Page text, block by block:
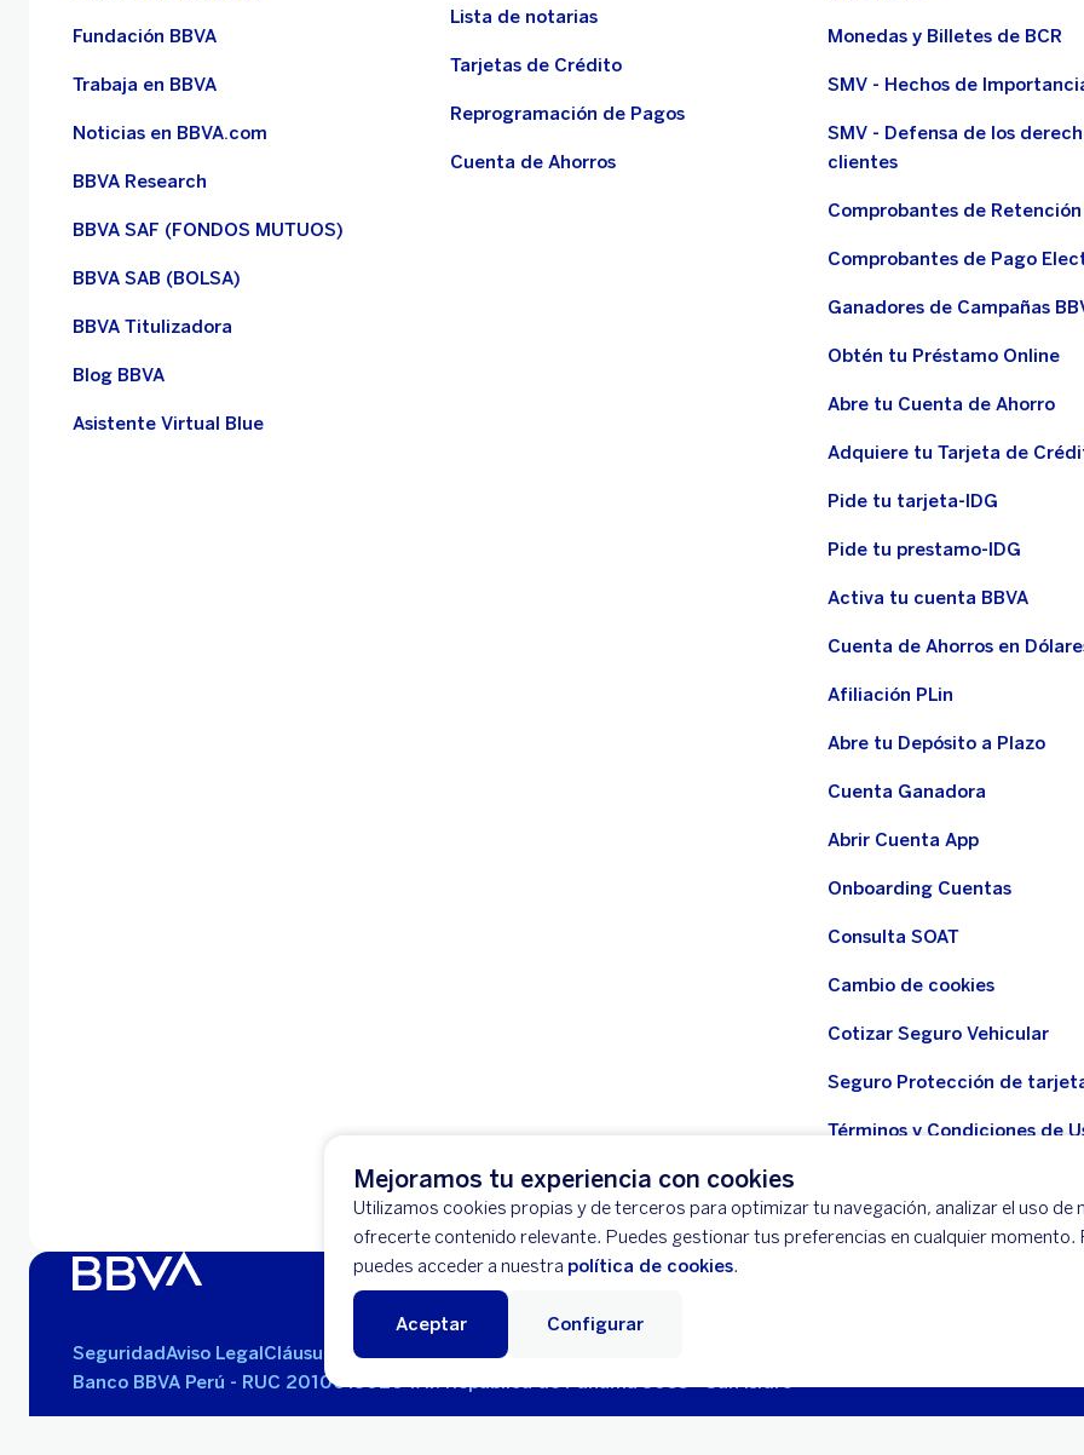
Mejoramos tu experiencia con cookies
Utilizamos cookies propias y de terceros para optimizar tu navegación, analizar el uso de
ofrecerte contenido relevante. Puedes gestionar tus preferencias en cualquier momento.
puedes acceder a nuestra política de cookies.
Aceptar Configurar
Fundación BBVA
Trabaja en BBVA
Noticias en BBVA.com
BBVA Research
BBVA SAF (FONDOS MUTUOS)
BBVA SAB (BOLSA)
BBVA Titulizadora
Blog BBVA
Asistente Virtual Blue
Lista de notarias
Tarjetas de Crédito
Reprogramación de Pagos
Cuenta de Ahorros
Monedas y Billetes de BCR
SMV - Hechos de
SMV - Defensa de los
clientes
Comprobantes de Retención
Comprobantes de Pago
Ganadores de Campañas
Obtén tu Préstamo Online
Abre tu Cuenta de Ahorro
Adquiere tu Tarjeta de
Pide tu tarjeta-IDG
Pide tu prestamo-IDG
Activa tu cuenta BBVA
Cuenta de Ahorros en
Afiliación PLin
Abre tu Depósito a Plazo
Cuenta Ganadora
Abrir Cuenta App
Onboarding Cuentas
Consulta SOAT
Cambio de cookies
Cotizar Seguro Vehicular
Seguro Protección de
Términos y Condiciones de
Seguro Protección de
Seguridad
SeguridadAviso LegalCláusulas Generales de Contratación
Banco BBVA Perú - RUC 20100130204Av. República de Panamá 3055 - San Isidro